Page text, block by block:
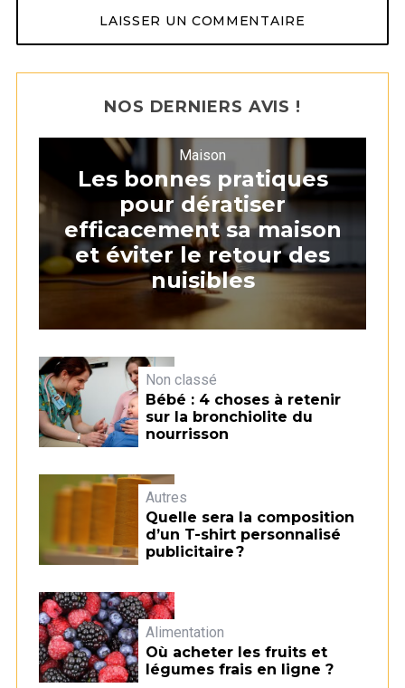
NOS DERNIERS AVIS !
Maison
Les bonnes pratiques
pour dératiser
efficacement sa maison
et éviter le retour des
nuisibles
Non classé
Bébé : 4 choses à retenir
sur la bronchiolite du
nourrisson
Autres
Quelle sera la composition
d’un T-shirt personnalisé
publicitaire ?
Alimentation
Où acheter les fruits et
légumes frais en ligne ?